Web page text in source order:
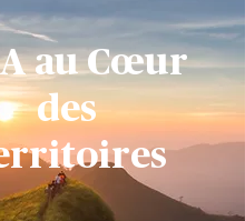
au Cœur
des